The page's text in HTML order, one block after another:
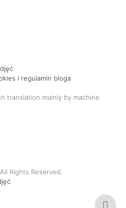
i regulamin bloga
translation mainly by machine.
Rights Reserved.